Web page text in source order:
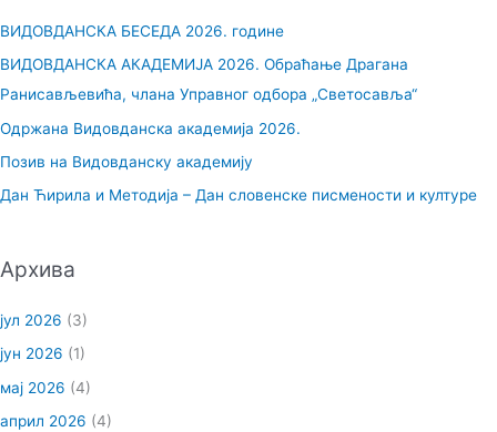
з
а
:
ВИДОВДАНСКА БЕСЕДА 2026. године
ВИДОВДАНСКА АКАДЕМИЈА 2026. Обраћање Драгана
Ранисављевића, члана Управног одбора „Светосавља“
Одржана Видовданска академија 2026.
Позив на Видовданску академију
Дан Ћирила и Методија – Дан словенске писмености и културе
Архива
јул 2026 (3)
јун 2026 (1)
мај 2026 (4)
април 2026 (4)